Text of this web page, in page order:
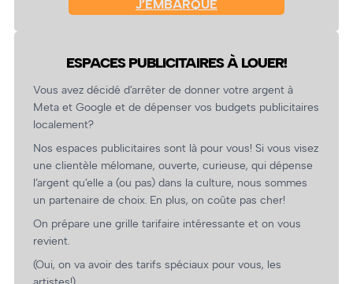
J’EMBARQUE
ESPACES PUBLICITAIRES À LOUER!
Vous avez décidé d’arrêter de donner votre argent à
Meta et Google et de dépenser vos budgets publicitaires
localement?
Nos espaces publicitaires sont là pour vous! Si vous visez
une clientèle mélomane, ouverte, curieuse, qui dépense
l’argent qu’elle a (ou pas) dans la culture, nous sommes
un partenaire de choix. En plus, on coûte pas cher!
On prépare une grille tarifaire intéressante et on vous
revient.
(Oui, on va avoir des tarifs spéciaux pour vous, les